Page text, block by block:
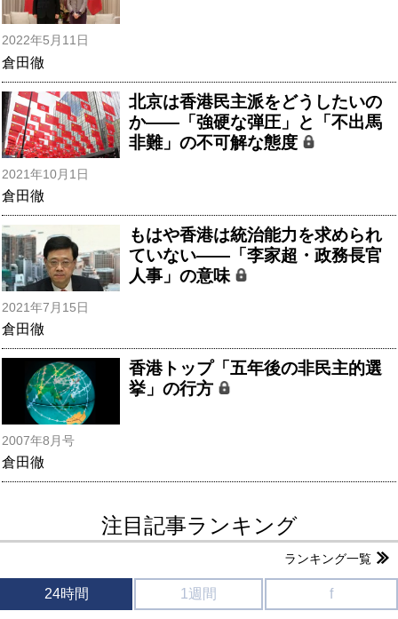
2022年5月11日
倉田徹
北京は香港民主派をどうしたいの
か――「強硬な弾圧」と「不出馬
非難」の不可解な態度
2021年10月1日
倉田徹
もはや香港は統治能力を求められ
ていない――「李家超・政務長官
人事」の意味
2021年7月15日
倉田徹
香港トップ「五年後の非民主的選
挙」の行方
2007年8月号
倉田徹
注目記事ランキング
ランキング一覧
24時間 1週間 f